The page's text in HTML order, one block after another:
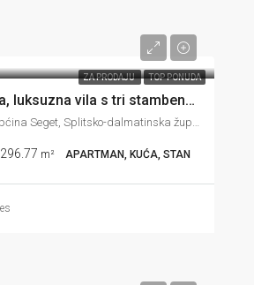
ZA PRODAJU TOP PONUDA
Seget Vranjica, luksuzna vila s tri stambene jedinice u prvom redu do mora, 296 m2
Seget Vranjica, Općina Seget, Splitsko-dalmatinska županija, Hrvatska
296.77 m² APARTMAN, KUĆA, STAN